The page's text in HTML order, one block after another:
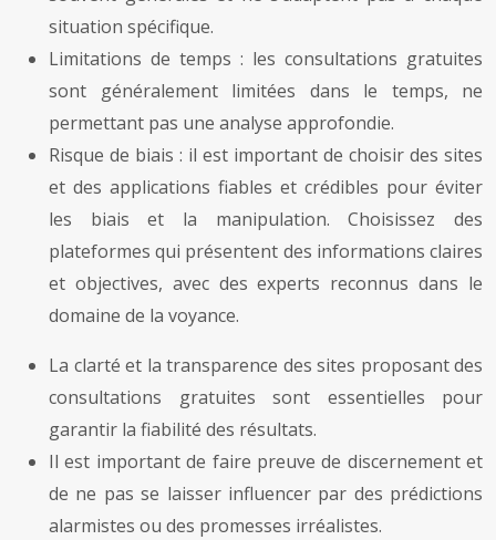
situation spécifique.
Limitations de temps : les consultations gratuites
sont généralement limitées dans le temps, ne
permettant pas une analyse approfondie.
Risque de biais : il est important de choisir des sites
et des applications fiables et crédibles pour éviter
les biais et la manipulation. Choisissez des
plateformes qui présentent des informations claires
et objectives, avec des experts reconnus dans le
domaine de la voyance.
La clarté et la transparence des sites proposant des
consultations gratuites sont essentielles pour
garantir la fiabilité des résultats.
Il est important de faire preuve de discernement et
de ne pas se laisser influencer par des prédictions
alarmistes ou des promesses irréalistes.